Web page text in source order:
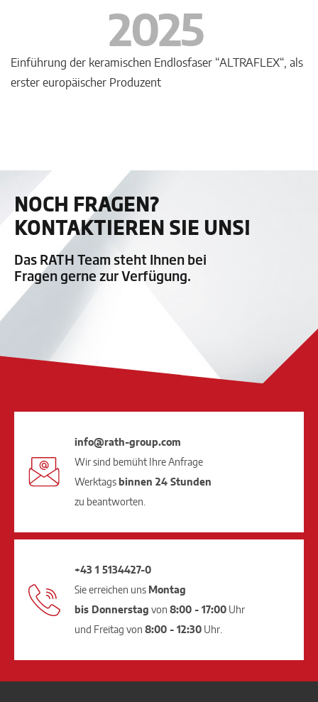
2025
Einführung der keramischen Endlosfaser “ALTRAFLEX“, als
erster europäischer Produzent
NOCH FRAGEN?
KONTAKTIEREN SIE UNS!
Das RATH Team steht Ihnen bei
Fragen gerne zur Verfügung.
info@rath-group.com
Wir sind bemüht Ihre Anfrage
Werktagsbinnen 24 Stunden
zu beantworten.
+43 1 5134427-0
Sie erreichen uns Montag
bis Donnerstag von 8:00 - 17:00 Uhr
und Freitag von 8:00 - 12:30 Uhr.